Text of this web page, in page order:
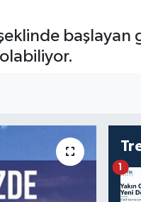
şeklinde
olabiliyor.
1